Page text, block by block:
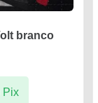
branco
Pix